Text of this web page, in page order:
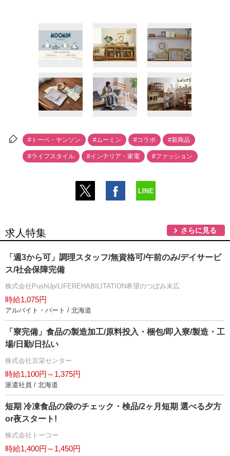
#トーベ・ヤンソン #ムーミン #コラボ #新商品
#ライフスタイル #インテリア・家電 #ファッション
求人特集 さらに見る
「週3から可」調理スタッフ/無資格可/午前のみ/デイサービ
ス/社会保障完備
株式会社PushUp/LIFEREHABILITATION希望のつぼみ末広
時給1,075円
アルバイト・パート / 北海道
「寮完備」食品の製造加工/原料投入・梱包/即入寮/製造・工
場/日勤/日払い
株式会社京栄センター
時給1,100円～1,375円
派遣社員 / 北海道
短期 冷凍食品の袋のチェック・検品/2ヶ月短期 選べる夕方
or夜スタート!
株式会社トーコー
時給1,400円～1,450円